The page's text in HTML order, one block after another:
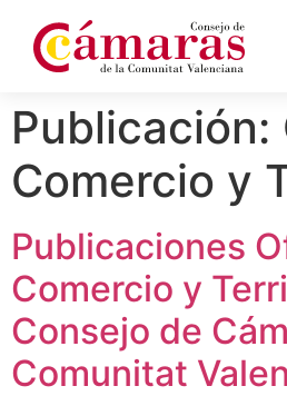
Publicación:
Comercio y
Publicaciones
Comercio y
Consejo de
Comunitat